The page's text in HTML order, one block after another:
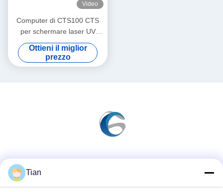
Video
Computer di CTS100 CTS
per schermare laser UV
400nm-410nm
Ottieni il miglior
prezzo
Tian